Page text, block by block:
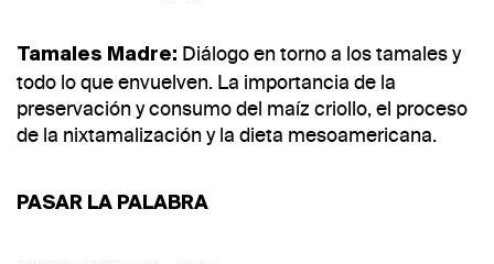
Tamales Madre: Diálogo en torno a los tamales y
todo lo que envuelven. La importancia de la
preservación y consumo del maíz criollo, el proceso
de la nixtamalización y la dieta mesoamericana.
PASAR LA PALABRA